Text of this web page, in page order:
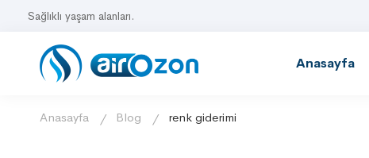
Sağlıklı yaşam alanları.
Anasayfa
Anasayfa Blog renk giderimi